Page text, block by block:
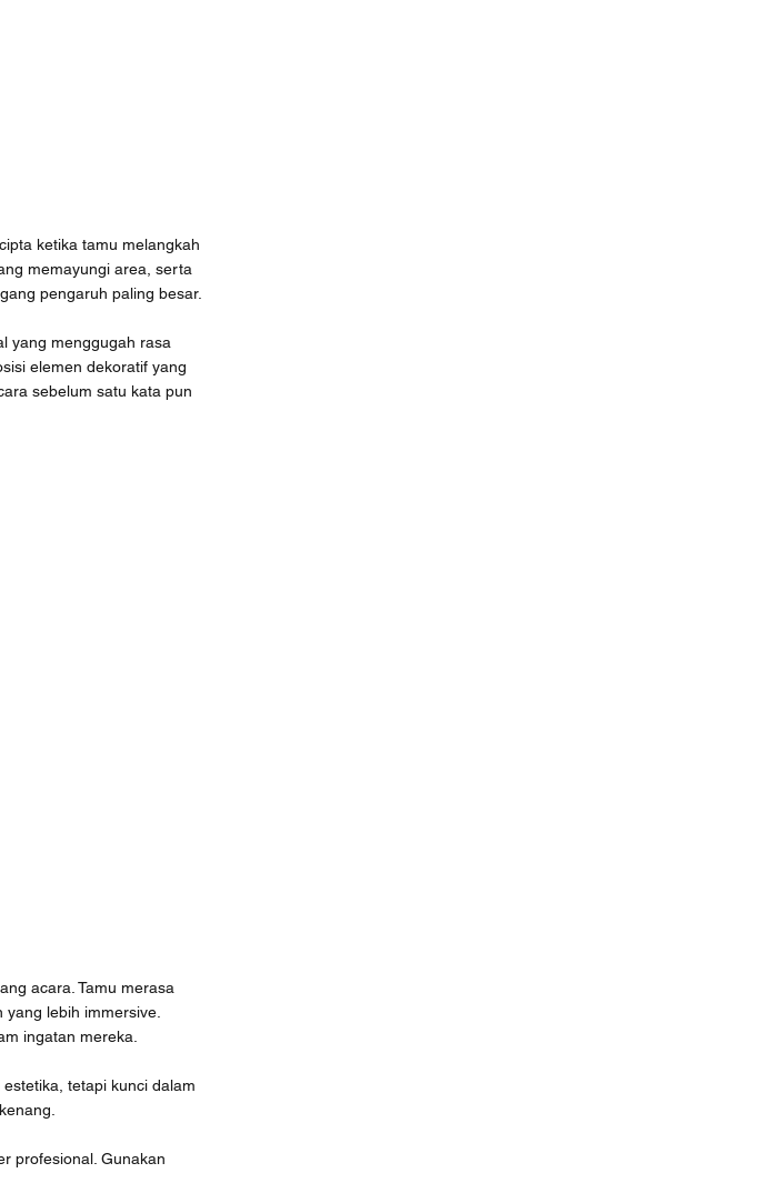
ketika tamu melangkah
memayungi area, serta
pengaruh paling besar.
yang menggugah rasa
elemen dekoratif yang
sebelum satu kata pun
acara. Tamu merasa
lebih immersive.
ingatan mereka.
tetapi kunci dalam
profesional. Gunakan